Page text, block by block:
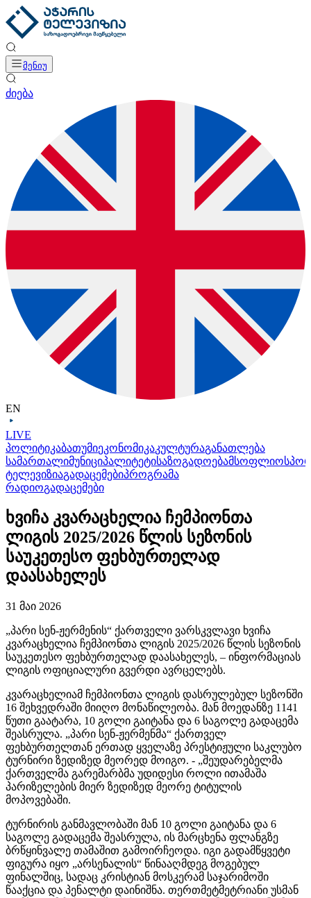
მენიუ
ძიება
EN
LIVE
პოლიტიკაბათუმიეკონომიკაკულტურაგანათლება
სამართალიმუნიციპალიტეტისაზოგადოებამსოფლიო
ტელევიზიაგადაცემებიპროგრამა
რადიოგადაცემები
ხვიჩა კვარაცხელია ჩემპიონთა
ლიგის 2025/2026 წლის სეზონის
საუკეთესო ფეხბურთელად
დაასახელეს
31 მაი 2026
„პარი სენ-ჟერმენის“ ქართველი ვარსკვლავი ხვიჩა
კვარაცხელია ჩემპიონთა ლიგის 2025/2026 წლის სეზონის
საუკეთესო ფეხბურთელად დაასახელეს, – ინფორმაციას
ლიგის ოფიციალური გვერდი ავრცელებს.
კვარაცხელიამ ჩემპიონთა ლიგის დასრულებულ სეზონში
16 შეხვედრაში მიიღო მონაწილეობა. მან მოედანზე 1141
წუთი გაატარა, 10 გოლი გაიტანა და 6 საგოლე გადაცემა
შეასრულა. „პარი სენ-ჟერმენმა“ ქართველ
ფეხბურთელთან ერთად ყველაზე პრესტიჟული საკლუბო
ტურნირი ზედიზედ მეორედ მოიგო. - „შეუდარებელმა
ქართველმა გარემარბმა უდიდესი როლი ითამაშა
პარიზელების მიერ ზედიზედ მეორე ტიტულის
მოპოვებაში.
ტურნირის განმავლობაში მან 10 გოლი გაიტანა და 6
საგოლე გადაცემა შეასრულა, ის მარცხენა ფლანგზე
ბრწყინვალე თამაშით გამოირჩეოდა. იგი გადამწყვეტი
ფიგურა იყო „არსენალის“ წინააღმდეგ მოგებულ
ფინალშიც, სადაც კრისტიან მოსკერამ საჯარიმოში
წააქცია და პენალტი დაინიშნა. თერთმეტმეტრიანი უსმან